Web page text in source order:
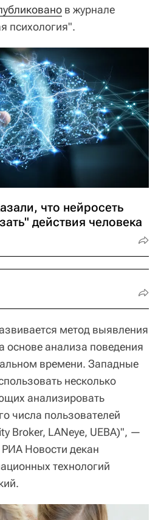
в журнале
психология".
что нейросеть
действия человека
метод выявления
основе анализа поведения
времени. Западные
несколько
анализировать
числа пользователей
Broker, LANeye, UEBA)", —
Новости декан
технологий